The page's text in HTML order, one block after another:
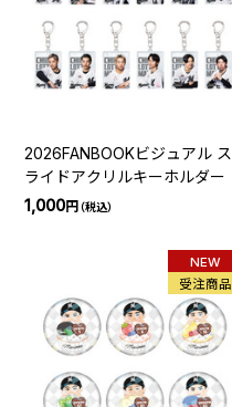
2026FANBOOKビジュアル ス
ライドアクリルキーホルダー
1,000円（税込）
NEW
受注商品